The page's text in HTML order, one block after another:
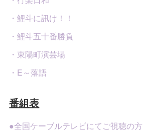
・鯉斗に訊け！！
・鯉斗五十番勝負
・東陽町演芸場
・E～落語
番組表
●全国ケーブルテレビにてご視聴の方